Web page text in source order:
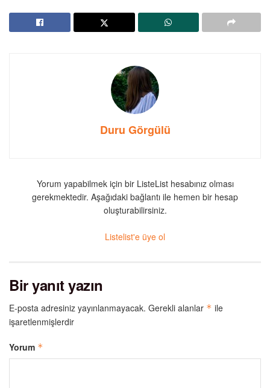
Duru Görgülü
Yorum yapabilmek için bir ListeList hesabınız olması
gerekmektedir. Aşağıdaki bağlantı ile hemen bir hesap
oluşturabilirsiniz.
Listelist'e üye ol
Bir yanıt yazın
E-posta adresiniz yayınlanmayacak. Gerekli alanlar * ile
işaretlenmişlerdir
Yorum *